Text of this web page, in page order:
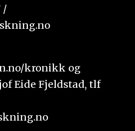
/
kronikk og
Eide Fjeldstad, tlf